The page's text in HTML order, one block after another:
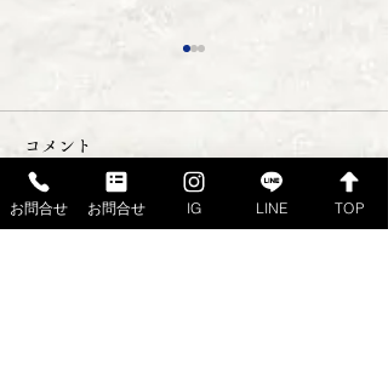
コメント
お問合せ お問合せ IG LINE TOP